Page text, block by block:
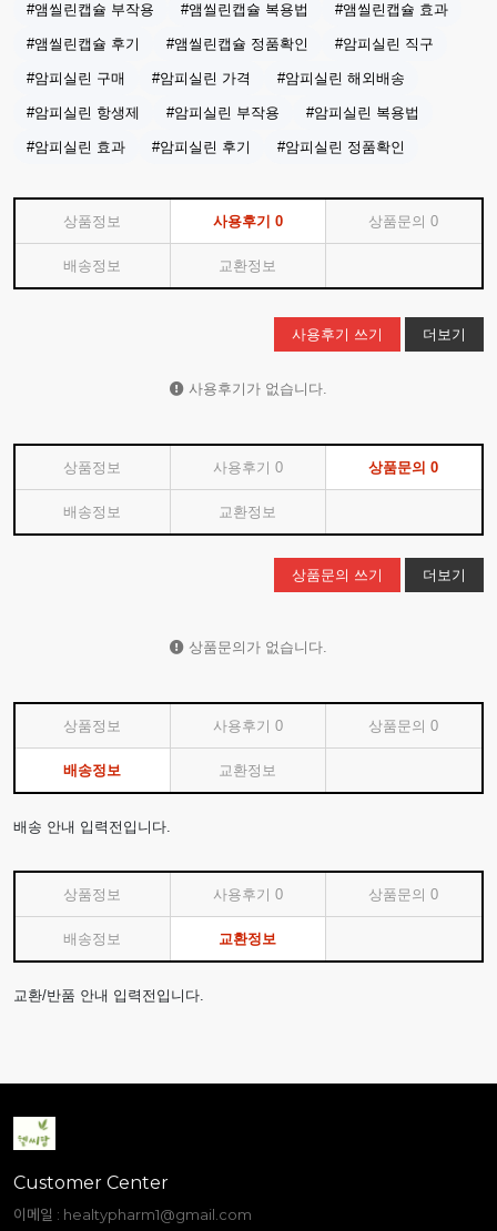
#앰씰린캡슐 부작용 #앰씰린캡슐 복용법 #앰씰린캡슐 효과
#앰씰린캡슐 후기 #앰씰린캡슐 정품확인 #암피실린 직구
#암피실린 구매 #암피실린 가격 #암피실린 해외배송
#암피실린 항생제 #암피실린 부작용 #암피실린 복용법
#암피실린 효과 #암피실린 후기 #암피실린 정품확인
상품정보 사용후기 0 상품문의0
배송정보 교환정보
사용후기 쓰기 더보기
사용후기가 없습니다.
상품정보 사용후기 0 상품문의0
배송정보 교환정보
상품문의 쓰기 더보기
상품문의가 없습니다.
상품정보 사용후기 0 상품문의0
배송정보 교환정보
배송 안내 입력전입니다.
상품정보 사용후기 0 상품문의0
배송정보 교환정보
교환/반품 안내 입력전입니다.
Customer Center
이메일 : healtypharm1@gmail.com